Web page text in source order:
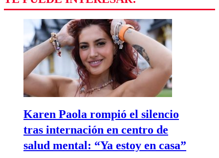
Karen Paola rompió el silencio
tras internación en centro de
salud mental: “Ya estoy en casa”